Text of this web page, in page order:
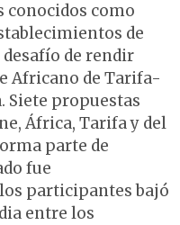
como
de
de rendir
Africano de Tarifa-
Siete propuestas
África, Tarifa y del
parte de
fue
participantes bajó
entre los